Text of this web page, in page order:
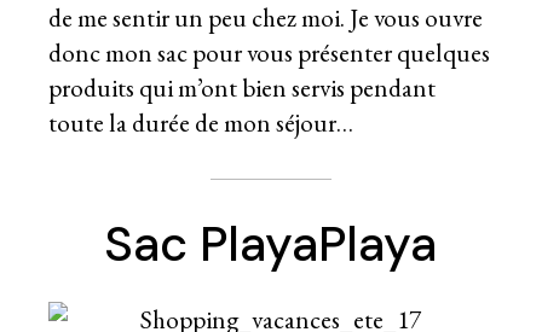
de me sentir un peu chez moi. Je vous ouvre
donc mon sac pour vous présenter quelques
produits qui m’ont bien servis pendant
toute la durée de mon séjour…
Sac PlayaPlaya